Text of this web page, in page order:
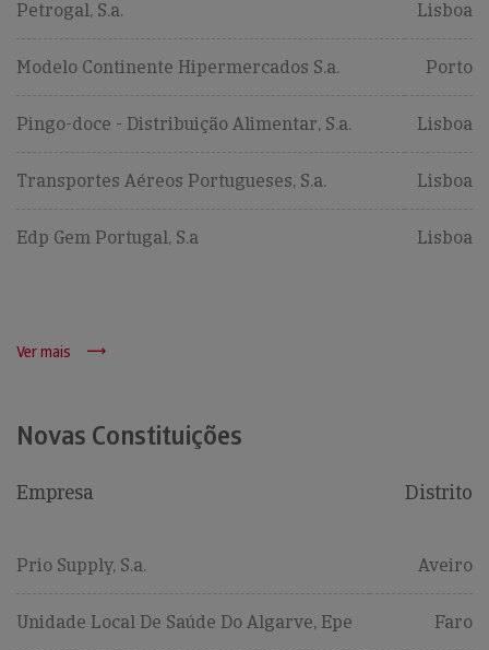
Petrogal, S.a. Lisboa
Modelo Continente Hipermercados S.a. Porto
Pingo-doce - Distribuição Alimentar, S.a. Lisboa
Transportes Aéreos Portugueses, S.a. Lisboa
Edp Gem Portugal, S.a Lisboa
Ver mais
Novas Constituições
Empresa Distrito
Prio Supply, S.a. Aveiro
Unidade Local De Saúde Do Algarve, Epe Faro